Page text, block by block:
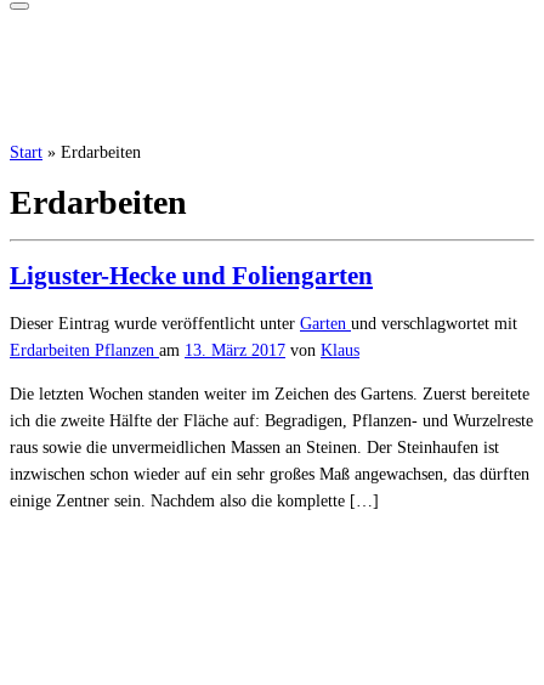
Start » Erdarbeiten
Erdarbeiten
Liguster-Hecke und Foliengarten
Dieser Eintrag wurde veröffentlicht unter Garten und verschlagwortet mit
Erdarbeiten Pflanzen am 13. März 2017 von Klaus
Die letzten Wochen standen weiter im Zeichen des Gartens. Zuerst bereitete
ich die zweite Hälfte der Fläche auf: Begradigen, Pflanzen- und Wurzelreste
raus sowie die unvermeidlichen Massen an Steinen. Der Steinhaufen ist
inzwischen schon wieder auf ein sehr großes Maß angewachsen, das dürften
einige Zentner sein. Nachdem also die komplette […]